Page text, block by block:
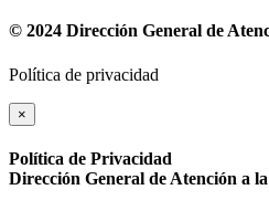
© 2024 Dirección General de
Política de privacidad
×
Política de Privacidad
Dirección General de Atención a